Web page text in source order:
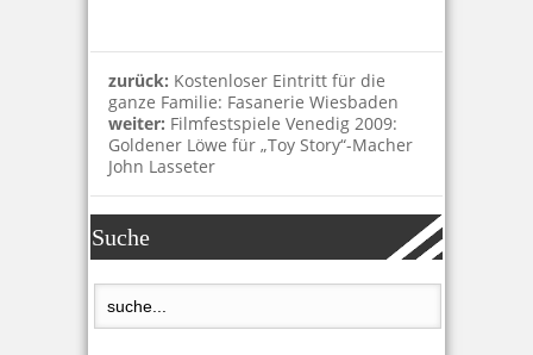
zurück: Kostenloser Eintritt für die
ganze Familie: Fasanerie Wiesbaden
weiter: Filmfestspiele Venedig 2009:
Goldener Löwe für „Toy Story“-Macher
John Lasseter
Suche